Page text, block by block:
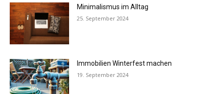
Minimalismus im Alltag
25. September 2024
Immobilien Winterfest machen
19. September 2024